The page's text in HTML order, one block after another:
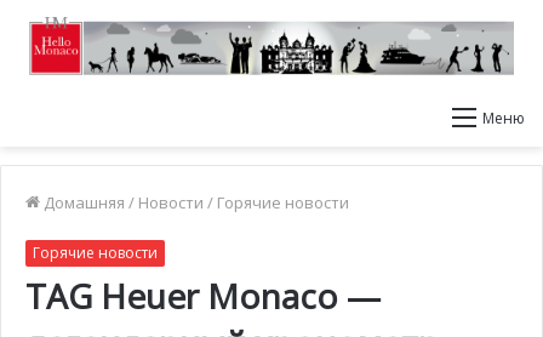
Меню
Домашняя / Новости / Горячие новости
Горячие новости
TAG Heuer Monaco —